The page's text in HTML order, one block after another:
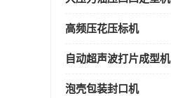
高频压花压标机
自动超声波打片成型机
泡壳包装封口机